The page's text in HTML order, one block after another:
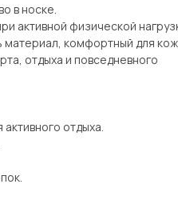
в носке.
активной физической
материал, комфортный для
отдыха и повседневного
отдыха.